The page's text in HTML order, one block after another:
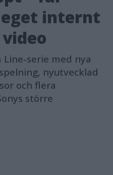
eget internt
Line-serie med nya
nyutvecklad
och flera
större